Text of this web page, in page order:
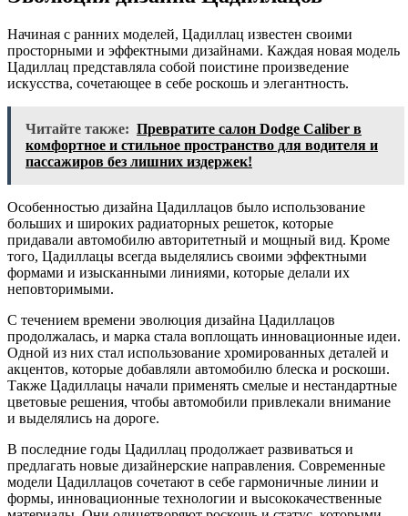
Начиная с ранних моделей, Цадиллац известен своими
просторными и эффектными дизайнами. Каждая новая модель
Цадиллац представляла собой поистине произведение
искусства, сочетающее в себе роскошь и элегантность.
Читайте также: Превратите салон Dodge Caliber в
комфортное и стильное пространство для водителя и
пассажиров без лишних издержек!
Особенностью дизайна Цадиллацов было использование
больших и широких радиаторных решеток, которые
придавали автомобилю авторитетный и мощный вид. Кроме
того, Цадиллацы всегда выделялись своими эффектными
формами и изысканными линиями, которые делали их
неповторимыми.
С течением времени эволюция дизайна Цадиллацов
продолжалась, и марка стала воплощать инновационные идеи.
Одной из них стал использование хромированных деталей и
акцентов, которые добавляли автомобилю блеска и роскоши.
Также Цадиллацы начали применять смелые и нестандартные
цветовые решения, чтобы автомобили привлекали внимание
и выделялись на дороге.
В последние годы Цадиллац продолжает развиваться и
предлагать новые дизайнерские направления. Современные
модели Цадиллацов сочетают в себе гармоничные линии и
формы, инновационные технологии и высококачественные